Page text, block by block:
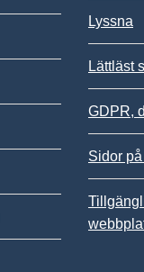
Lyssna
Lättläst
GDPR,
Sidor